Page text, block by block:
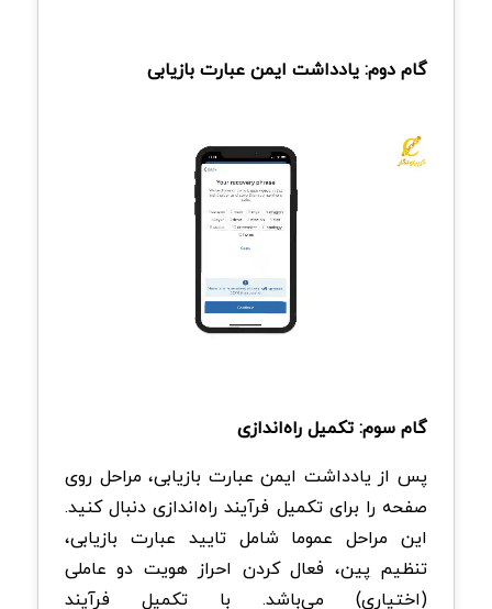
گام دوم: یادداشت ایمن عبارت بازیابی
گام سوم: تکمیل راه‌اندازی
پس از یادداشت ایمن عبارت بازیابی، مراحل روی
صفحه را برای تکمیل فرآیند راه‌اندازی دنبال کنید.
این مراحل عموما شامل تایید عبارت بازیابی،
تنظیم پین، فعال کردن احراز هویت دو عاملی
(اختیاری) می‌باشد. با تکمیل فرآیند